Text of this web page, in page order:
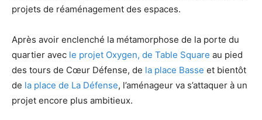
projets de réaménagement des espaces.
Après avoir enclenché la métamorphose de la porte du
quartier avec le projet Oxygen, de Table Square au pied
des tours de Cœur Défense, de la place Basse et bientôt
de la place de La Défense, l’aménageur va s’attaquer à un
projet encore plus ambitieux.